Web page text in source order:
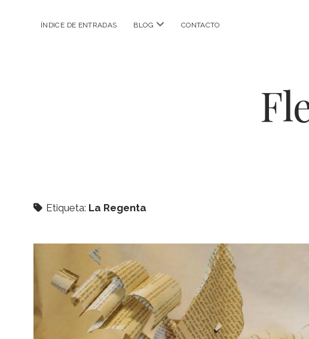
ÍNDICE DE ENTRADAS BLOG abrir
CONTACTO
Etiqueta: La Regenta